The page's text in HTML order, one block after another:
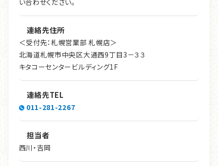
連絡先住所
＜受付先：札幌営業部 札幌店＞
北海道札幌市中央区大通西9丁目3－３３
キタコーセンタービルディング1F
連絡先TEL
011-281-2267
担当者
西川・吉岡